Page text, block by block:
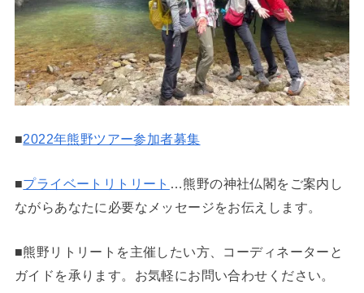
■2022年熊野ツアー参加者募集
■プライベートリトリート …熊野の神社仏閣をご案内し
ながらあなたに必要なメッセージをお伝えします。
■熊野リトリートを主催したい方、コーディネーターと
ガイドを承ります。お気軽にお問い合わせください。